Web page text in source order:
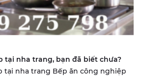
tại nha trang, bạn đã biết chưa?
tại nha trang Bếp ăn công nghiệp